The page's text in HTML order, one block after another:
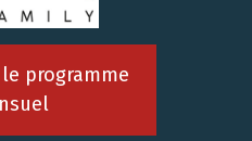
programme